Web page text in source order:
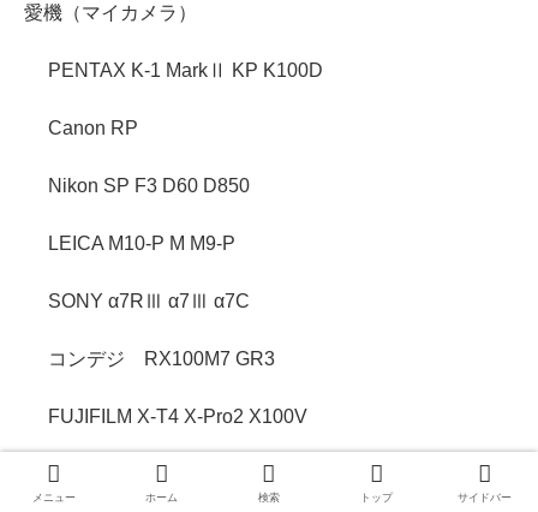
愛機（マイカメラ）
PENTAX K-1 MarkⅡ KP K100D
Canon RP
Nikon SP F3 D60 D850
LEICA M10-P M M9-P
SONY α7RⅢ α7Ⅲ α7C
コンデジ RX100M7 GR3
FUJIFILM X-T4 X-Pro2 X100V
メニュー ホーム 検索 トップ サイドバー